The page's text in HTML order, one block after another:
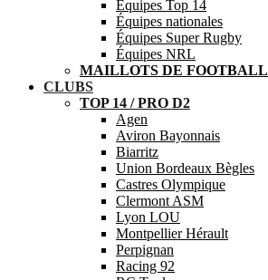
Équipes Top 14
Équipes nationales
Équipes Super Rugby
Équipes NRL
MAILLOTS DE FOOTBALL
CLUBS
TOP 14 / PRO D2
Agen
Aviron Bayonnais
Biarritz
Union Bordeaux Bègles
Castres Olympique
Clermont ASM
Lyon LOU
Montpellier Hérault
Perpignan
Racing 92